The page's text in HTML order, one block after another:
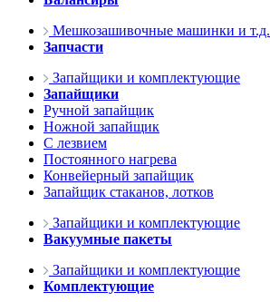
Мешкозашивочные машинки и т.д.
Запчасти
Запайщики и комплектующие
Запайщики
Ручной запайщик
Ножной запайщик
С лезвием
Постоянного нагрева
Конвейерный запайщик
Запайщик стаканов, лотков
Запайщики и комплектующие
Вакуумные пакеты
Запайщики и комплектующие
Комплектующие